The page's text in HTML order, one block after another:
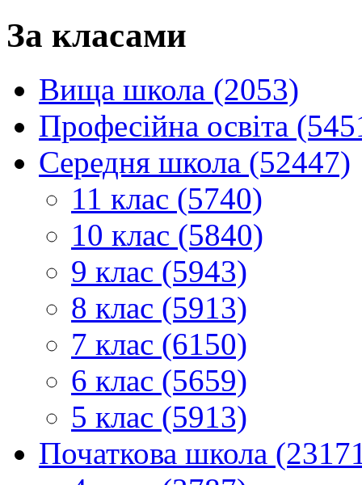
За класами
Вища школа (2053)
Професійна освіта
Середня школа (52447)
11 клас (5740)
10 клас (5840)
9 клас (5943)
8 клас (5913)
7 клас (6150)
6 клас (5659)
5 клас (5913)
Початкова школа